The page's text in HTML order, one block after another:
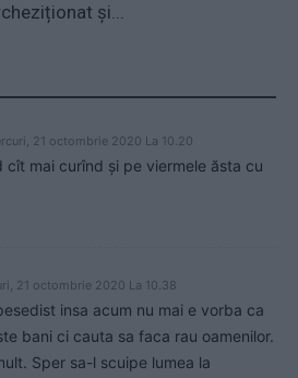
și...
21 octombrie 2020 La 10.20
cît mai curînd și pe viermele ăsta cu
21 octombrie 2020 La 10.38
insa acum nu mai e vorba ca
bani ci cauta sa faca rau oamenilor.
Sper sa-l scuipe lumea la